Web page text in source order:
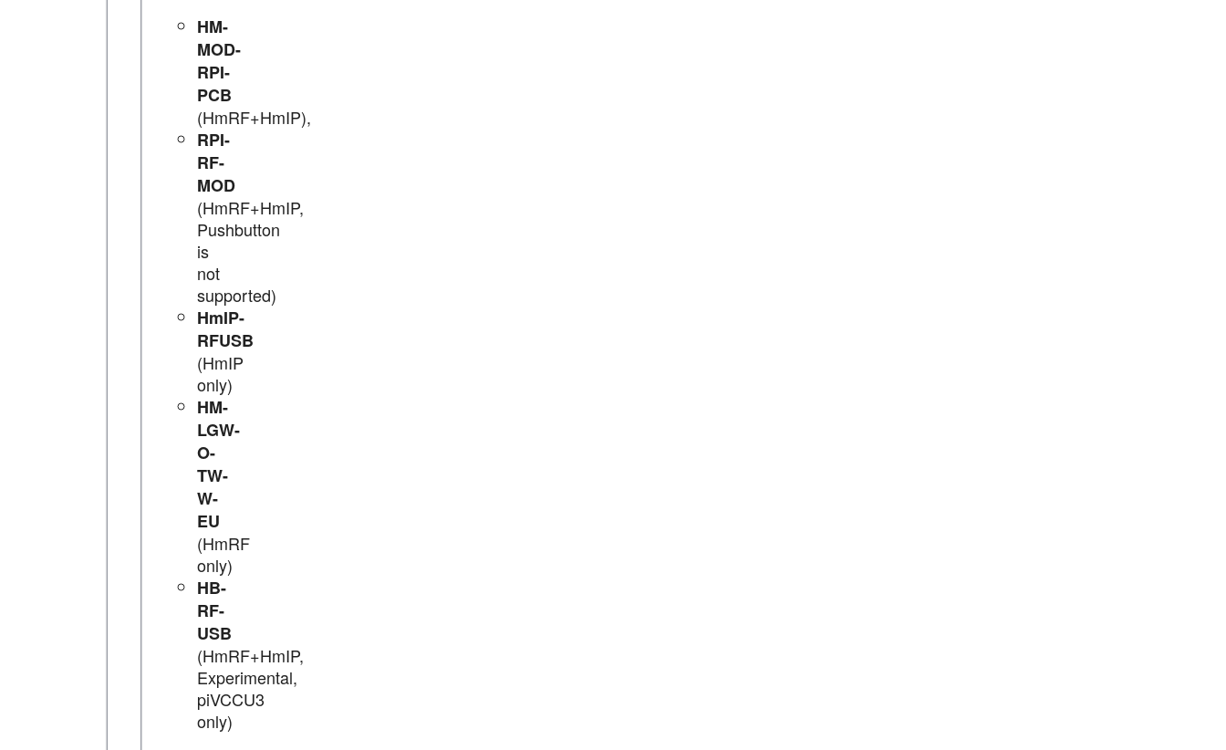
HM-
MOD-
RPI-
PCB
(HmRF+HmIP),
RPI-
RF-
MOD
(HmRF+HmIP,
Pushbutton
is
not
supported)
HmIP-
RFUSB
(HmIP
only)
HM-
LGW-
O-
TW-
W-
EU
(HmRF
only)
HB-
RF-
USB
(HmRF+HmIP,
Experimental,
piVCCU3
only)